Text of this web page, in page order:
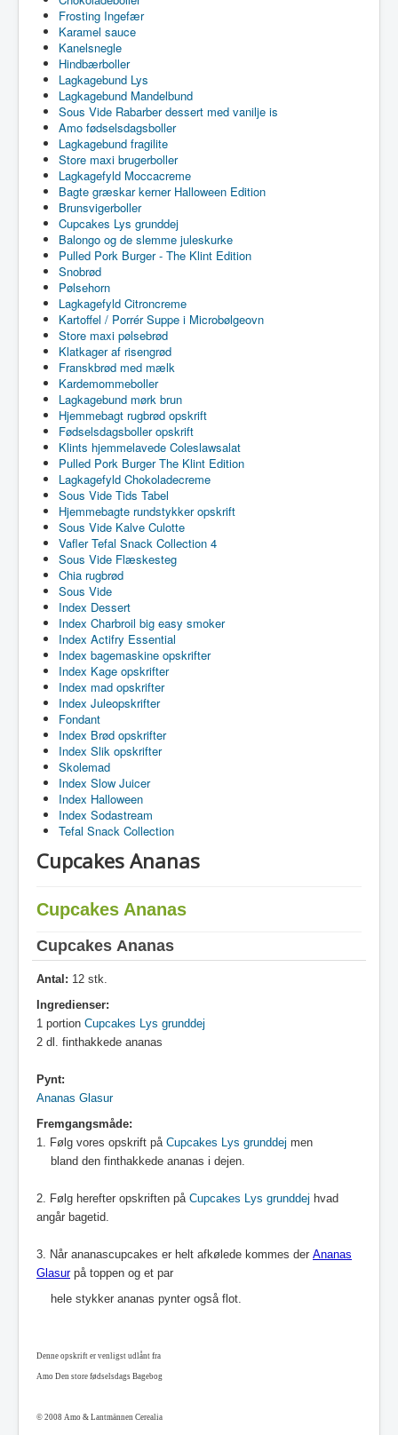
Frosting Ingefær
Karamel sauce
Kanelsnegle
Hindbærboller
Lagkagebund Lys
Lagkagebund Mandelbund
Sous Vide Rabarber dessert med vanilje is
Amo fødselsdagsboller
Lagkagebund fragilite
Store maxi brugerboller
Lagkagefyld Moccacreme
Bagte græskar kerner Halloween Edition
Brunsvigerboller
Cupcakes Lys grunddej
Balongo og de slemme juleskurke
Pulled Pork Burger - The Klint Edition
Snobrød
Pølsehorn
Lagkagefyld Citroncreme
Kartoffel / Porrér Suppe i Microbølgeovn
Store maxi pølsebrød
Klatkager af risengrød
Franskbrød med mælk
Kardemommeboller
Lagkagebund mørk brun
Hjemmebagt rugbrød opskrift
Fødselsdagsboller opskrift
Klints hjemmelavede Coleslawsalat
Pulled Pork Burger The Klint Edition
Lagkagefyld Chokoladecreme
Sous Vide Tids Tabel
Hjemmebagte rundstykker opskrift
Sous Vide Kalve Culotte
Vafler Tefal Snack Collection 4
Sous Vide Flæskesteg
Chia rugbrød
Sous Vide
Index Dessert
Index Charbroil big easy smoker
Index Actifry Essential
Index bagemaskine opskrifter
Index Kage opskrifter
Index mad opskrifter
Index Juleopskrifter
Fondant
Index Brød opskrifter
Index Slik opskrifter
Skolemad
Index Slow Juicer
Index Halloween
Index Sodastream
Tefal Snack Collection
Cupcakes Ananas
Cupcakes Ananas
Cupcakes Ananas
Antal: 12 stk.
Ingredienser:
1 portion Cupcakes Lys grunddej
2 dl. finthakkede ananas
Pynt:
Ananas Glasur
Fremgangsmåde:
1. Følg vores opskrift på Cupcakes Lys grunddej men
bland den finthakkede ananas i dejen.
2. Følg herefter opskriften på Cupcakes Lys grunddej hvad
angår bagetid
3. Når ananascupcakes er helt afkølede kommes der Ananas
Glasurpå toppen og et par
hele stykker ananas pynter også flot.
Denne opskrift er venligst udlånt fra
Amo Den store fødselsdags Bagebog
© 2008 Amo & Lantmännen Cerealia